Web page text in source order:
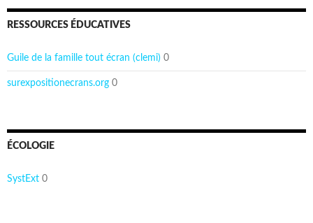
RESSOURCES ÉDUCATIVES
Guile de la famille tout écran (clemi) 0
surexpositionecrans.org 0
ÉCOLOGIE
SystExt 0